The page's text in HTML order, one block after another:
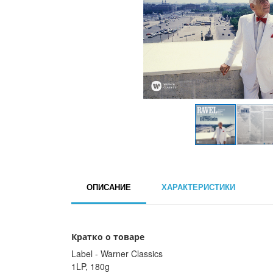
ОПИСАНИЕ ХАРАКТЕРИСТИКИ
Кратко о товаре
Label - Warner Classics
1LP, 180g